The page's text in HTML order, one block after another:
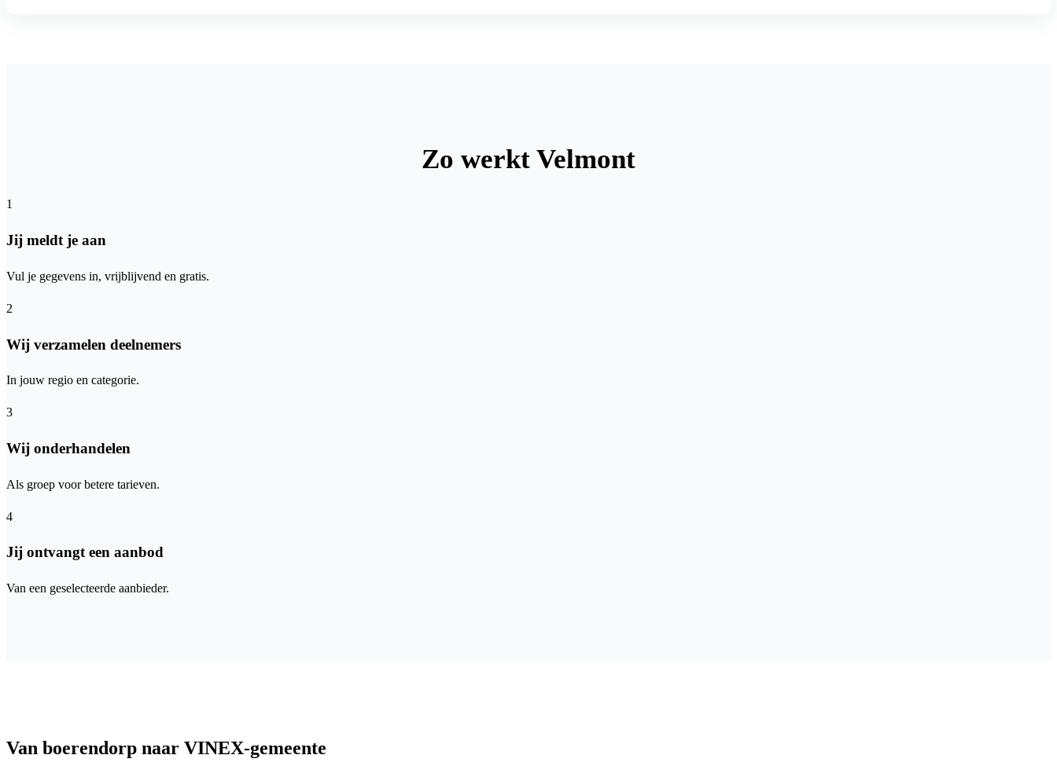
Zo werkt Velmont
1
Jij meldt je aan
Vul je gegevens in, vrijblijvend en gratis.
2
Wij verzamelen deelnemers
In jouw regio en categorie.
3
Wij onderhandelen
Als groep voor betere tarieven.
4
Jij ontvangt een aanbod
Van een geselecteerde aanbieder.
Van boerendorp naar VINEX-gemeente